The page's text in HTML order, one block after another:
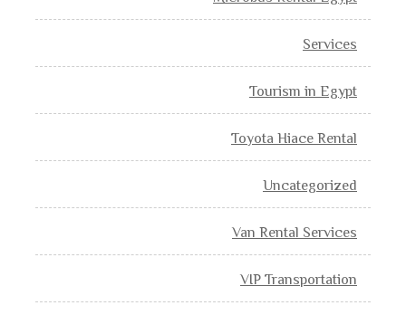
Services
Tourism in Egypt
Toyota Hiace Rental
Uncategorized
Van Rental Services
VIP Transportation